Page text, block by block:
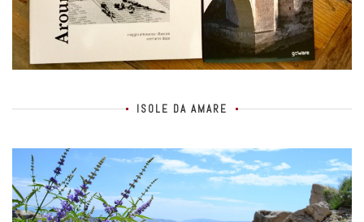
ISOLE DA AMARE